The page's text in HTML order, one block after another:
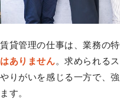
賃貸管理の仕事は、業務の特
はありません。求められる
やりがいを感じる一方で、
ます。